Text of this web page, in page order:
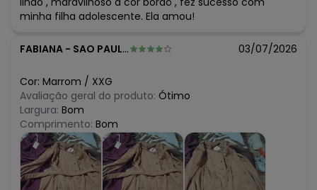
minha filha adolescente. Ela amou!
FABIANA - SAO PAULO - SP 03/07/2026
Cor: Marrom / XXG
Avaliação geral do produto: Ótimo
Largura: Bom
Comprimento: Bom